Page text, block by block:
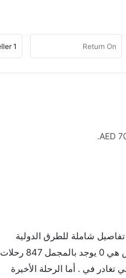
تفاصيل شاملة للطرق الدولية
والأسعار والأوقات في مكان واحد لجعل تجربتك سهلة ومريحة وإن الخطوط الجوية التي تسير رحلات بين و ممفيس هي 0 يوجد بالمجمل 847 رحلات
في . أما الرحلة الأخيرة